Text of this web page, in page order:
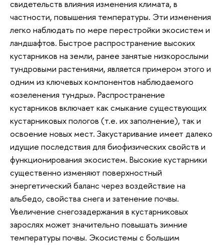
свидетельств влияния изменения климата, в
частности, повышения температуры. Эти изменения
легко наблюдать по мере перестройки экосистем и
ландшафтов. Быстрое распространение высоких
кустарников на земли, ранее занятые низкорослыми
тундровыми растениями, является примером этого и
одним из ключевых компонентов наблюдаемого
«озеленения тундры». Распространение
кустарников включает как смыкание существующих
кустарниковых пологов (т.е. их заполнение), так и
освоение новых мест. Закустаривание имеет далеко
идущие последствия для биофизических свойств и
функционирования экосистем. Высокие кустарники
существенно изменяют поверхностный
энергетический баланс через воздействие на
альбедо, свойства снега и затенение почвы.
Увеличение снегозадержания в кустарниковых
зарослях может значительно повышать зимние
температуры почвы. Экосистемы с большим